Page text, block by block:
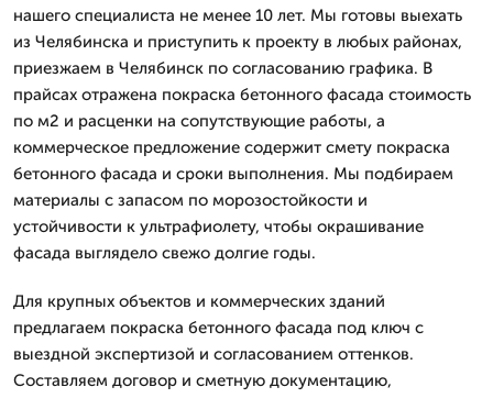
нашего специалиста не менее 10 лет. Мы готовы выехать
из Челябинска и приступить к проекту в любых районах,
приезжаем в Челябинск по согласованию графика. В
прайсах отражена покраска бетонного фасада стоимость
по м2 и расценки на сопутствующие работы, а
коммерческое предложение содержит смету покраска
бетонного фасада и сроки выполнения. Мы подбираем
материалы с запасом по морозостойкости и
устойчивости к ультрафиолету, чтобы окрашивание
фасада выглядело свежо долгие годы.
Для крупных объектов и коммерческих зданий
предлагаем покраска бетонного фасада под ключ с
выездной экспертизой и согласованием оттенков.
Составляем договор и сметную документацию,